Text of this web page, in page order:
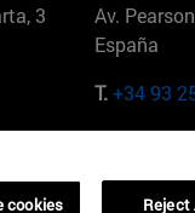
3
Av.
España
T.+34 93
01321001
cookies Reject